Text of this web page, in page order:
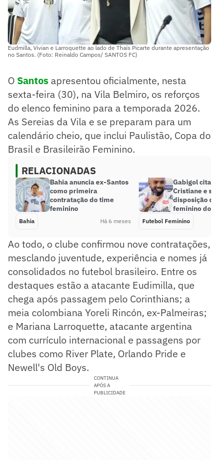
Eudmilla, Vivian e Larroquette ao lado de Thaís Picarte durante apresentação
no Santos. (Foto: Reinaldo Campos/ SANTOS FC)
O Santos apresentou oficialmente, nesta
sexta-feira (30), na Vila Belmiro, os reforços
do elenco feminino para a temporada 2026.
As Sereias da Vila e se preparam para um
calendário cheio, que inclui Paulistão, Copa do
Brasil e Brasileirão Feminino.
RELACIONADAS
Bahia anuncia ex-Santos
como primeira
contratação do time
feminino
Bahia Há 6 meses
Gabigol cita
Cristiane e se
disposição
feminino do
Futebol Feminino
Ao todo, o clube confirmou nove contratações,
mesclando juventude, experiência e nomes já
consolidados no futebol brasileiro. Entre os
destaques estão a atacante Eudimilla, que
chega após passagem pelo Corinthians; a
meia colombiana Yoreli Rincón, ex-Palmeiras;
e Mariana Larroquette, atacante argentina
com currículo internacional e passagens por
clubes como River Plate, Orlando Pride e
Newell's Old Boys.
CONTINUA
APÓS A
PUBLICIDADE